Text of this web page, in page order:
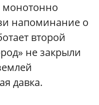
монотонно
напоминание о
второй
не закрыли
давка.